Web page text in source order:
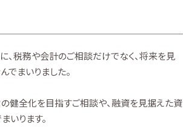
、税務や会計のご相談だけでなく、将来を見
まいりました。
健全化を目指すご相談や、融資を見据えた資
いります。